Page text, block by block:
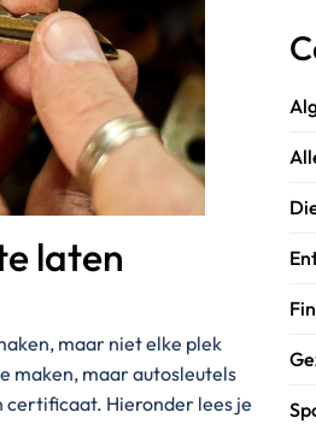
laten
maar niet elke plek
maken, maar autosleutels
certificaat. Hieronder lees je